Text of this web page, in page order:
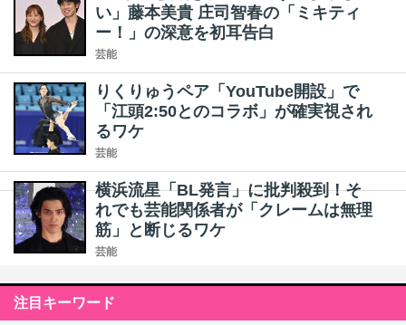
い」藤本美貴 庄司智春の「ミキティ
ー！」の深意を初耳告白
芸能
りくりゅうペア「YouTube開設」で
「江頭2:50とのコラボ」が確実視され
るワケ
芸能
横浜流星「BL発言」に批判殺到！そ
れでも芸能関係者が「クレームは無理
筋」と断じるワケ
芸能
注目キーワード